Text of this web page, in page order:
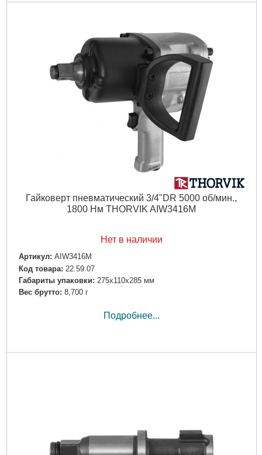
Гайковерт пневматический 3/4"DR 5000 об/мин.,
1800 Нм THORVIK AIW3416M
Нет в наличии
Артикул: AIW3416M
Код товара: 22.59.07
Габариты упаковки: 275x110x285 мм
Вес брутто: 8,700 г
Подробнее...